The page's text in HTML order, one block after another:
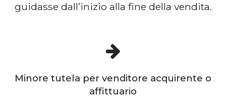
guidasse dall’inizio alla fine della vendita.
Minore tutela per venditore acquirente o
affittuario